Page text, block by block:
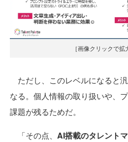
［画像クリックで拡
ただし、このレベルになると
なる。個人情報の取り扱いや、
課題が残るためだ。
「その点、 AI搭載のタレント